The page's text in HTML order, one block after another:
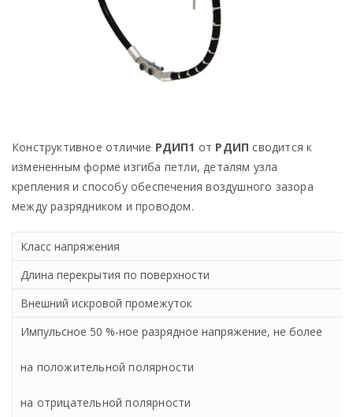
Конструктивное отличие РДИП1 от РДИП сводится к
измененным форме изгиба петли, деталям узла
крепления и способу обеспечения воздушного зазора
между разрядником и проводом.
Класс напряжения
Длина перекрытия по поверхности
Внешний искровой промежуток
Импульсное 50 %-ное разрядное напряжение, не более
на положительной полярности
на отрицательной полярности